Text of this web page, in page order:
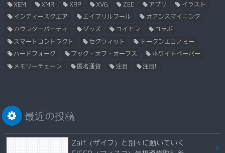
XEM XMR XRP XVG ZEC アプリ イラスト
インディースクエア エイプリルフール オアシスマイニング
カウンターパーティ グッズ コイモン コラボ
スマートコントラクト セグウィット トークンエコノミー
ハードフォーク ブック・オブ・オーブス ホワイトペーパー
メモリーチェーン 匿名通貨 注目 注目!!
最近の投稿
Zaif（ザイフ）と別々に動いていく